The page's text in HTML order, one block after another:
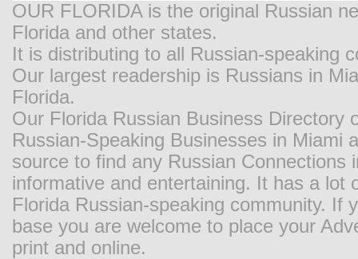
OUR FLORIDA is the original Russian
Florida and other states.
It is distributing to all Russian-speaking
Our largest readership is Russians in
Florida.
Our Florida Russian Business Directory
Russian-Speaking Businesses in Miami
source to find any Russian
informative and entertaining. It has a
Florida Russian-speaking community. If
base you are welcome to place your
print and online.